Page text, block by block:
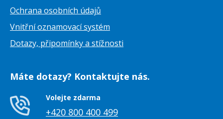
Ochrana osobních údajů
Vnitřní oznamovací systém
Dotazy, připomínky a stížnosti
Máte dotazy? Kontaktujte nás.
Volejte zdarma
+420 800 400 499